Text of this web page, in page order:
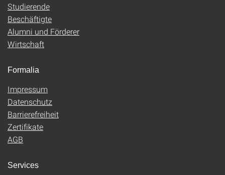
Studierende
Beschäftigte
Alumni und Förderer
Wirtschaft
Formalia
Impressum
Datenschutz
Barrierefreiheit
Zertifikate
AGB
Services